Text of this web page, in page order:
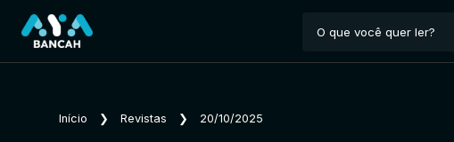
Início ❯ Revistas ❯ 20/10/2025